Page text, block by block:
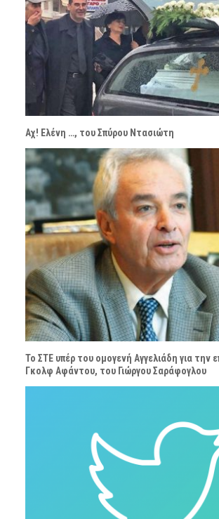
Αχ! Ελένη …, του Σπύρου Ντασιώτη
Το ΣΤΕ υπέρ του ομογενή Αγγελιάδη για την
Γκολφ Αφάντου, του Γιώργου Σαράφογλου